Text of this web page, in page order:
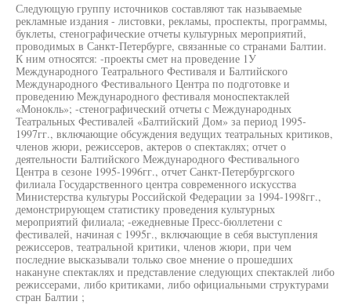
Следующую группу источников составляют так называемые
рекламные издания - листовки, рекламы, проспекты, программы,
буклеты, стенографические отчеты культурных мероприятий,
проводимых в Санкт-Петербурге, связанные со странами Балтии.
К ним относятся: -проекты смет на проведение 1У
Международного Театрального Фестиваля и Балтийского
Международного Фестивального Центра по подготовке и
проведению Международного фестиваля моноспектаклей
«Монокль»; -стенографический отчеты с Международных
Театральных Фестивалей «Балтийский Дом» за период 1995-
1997гг., включающие обсуждения ведущих театральных критиков,
членов жюри, режиссеров, актеров о спектаклях; отчет о
деятельности Балтийского Международного Фестивального
Центра в сезоне 1995-1996гг., отчет Санкт-Петербургского
филиала Государственного центра современного искусства
Министерства культуры Российской Федерации за 1994-1998гг.,
демонстрирующем статистику проведения культурных
мероприятий филиала; -ежедневные Пресс-бюллетени с
фестивалей, начиная с 1995г., включающие в себя выступления
режиссеров, театральной критики, членов жюри, при чем
последние высказывали только свое мнение о прошедших
накануне спектаклях и представление следующих спектаклей либо
режиссерами, либо критиками, либо официальными структурами
стран Балтии ;